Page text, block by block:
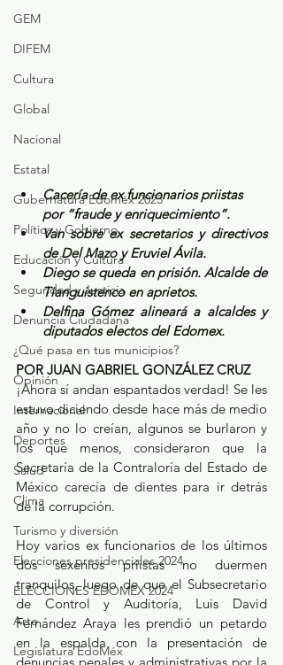
GEM
DIFEM
Cultura
Global
Nacional
Estatal
Gubernatura Edoméx 2023
Política y Gobierno
Educación y Cultura
Seguridad y Justicia
Denuncia Ciudadana
¿Qué pasa en tus municipios?
Opinión
Internacional
Deportes
Salud
Clima
Turismo y diversión
Elecciones presidenciales 2024
ELECCIONES EDOMEX 2024
Arte
Legislatura EdoMéx
Cacería de ex funcionarios priistas
por “fraude y enriquecimiento”.
Van sobre ex secretarios y directivos
de Del Mazo y Eruviel Ávila.
Diego se queda en prisión. Alcalde de
Tianguistenco en aprietos.
Delfina Gómez alineará a alcaldes y
diputados electos del Edomex.
POR JUAN GABRIEL GONZÁLEZ CRUZ
¡Ahora sí andan espantados verdad! Se les
estuvo diciendo desde hace más de medio
año y no lo creían, algunos se burlaron y
los que menos, consideraron que la
Secretaría de la Contraloría del Estado de
México carecía de dientes para ir detrás
de la corrupción.
Hoy varios ex funcionarios de los últimos
dos sexenios priistas no duermen
tranquilos, luego de que el Subsecretario
de Control y Auditoría, Luis David
Fernández Araya les prendió un petardo
en la espalda con la presentación de